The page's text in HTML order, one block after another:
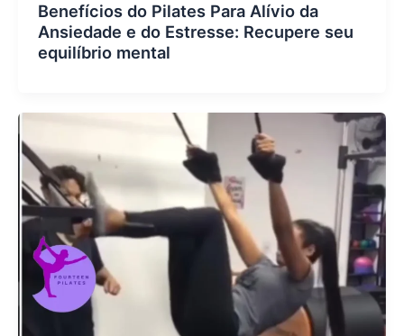
Benefícios do Pilates Para Alívio da
Ansiedade e do Estresse: Recupere seu
equilíbrio mental